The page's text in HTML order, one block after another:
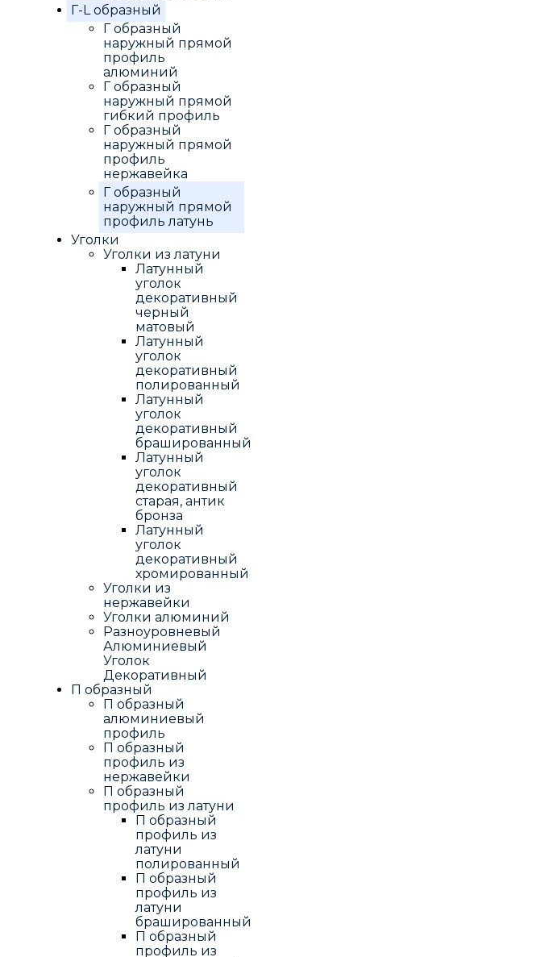
Г-L образный
Г образный
наружный прямой
профиль
алюминий
Г образный
наружный прямой
гибкий профиль
Г образный
наружный прямой
профиль
нержавейка
Г образный
наружный прямой
профиль латунь
Уголки
Уголки из латуни
Латунный
уголок
декоративный
черный
матовый
Латунный
уголок
декоративный
полированный
Латунный
уголок
декоративный
брашированный
Латунный
уголок
декоративный
старая, антик
бронза
Латунный
уголок
декоративный
хромированный
Уголки из
нержавейки
Уголки алюминий
Разноуровневый
Алюминиевый
Уголок
Декоративный
П образный
П образный
алюминиевый
профиль
П образный
профиль из
нержавейки
П образный
профиль из латуни
П образный
профиль из
латуни
полированный
П образный
профиль из
латуни
брашированный
П образный
профиль из